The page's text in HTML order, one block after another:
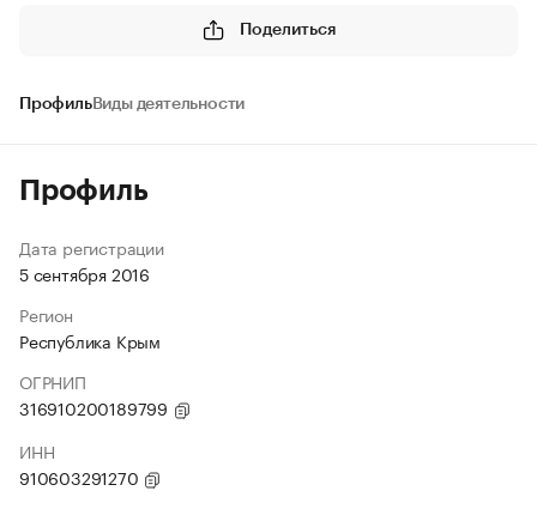
Поделиться
ПрофильВиды деятельности
Профиль
Дата регистрации
5 сентября 2016
Регион
Республика Крым
ОГРНИП
316910200189799
ИНН
910603291270